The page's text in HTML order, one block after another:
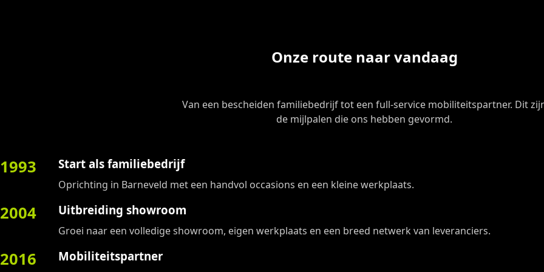
Onze route naar vandaag
Van een bescheiden familiebedrijf tot een full-service mobiliteitspartner. Dit
de mijlpalen die ons hebben gevormd.
1993 Start als familiebedrijf
Oprichting in Barneveld met een handvol occasions en een kleine werkplaats.
2004 Uitbreiding showroom
Groei naar een volledige showroom, eigen werkplaats en een breed netwerk van leveranciers.
2016 Mobiliteitspartner